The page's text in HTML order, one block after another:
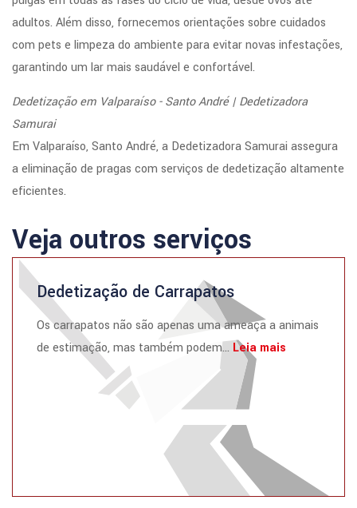
adultos. Além disso, fornecemos orientações sobre cuidados
com pets e limpeza do ambiente para evitar novas infestações,
garantindo um lar mais saudável e confortável.
Dedetização em Valparaíso - Santo André | Dedetizadora
Samurai
Em Valparaíso, Santo André, a Dedetizadora Samurai assegura
a eliminação de pragas com serviços de dedetização altamente
eficientes.
Veja outros serviços
Dedetização de Carrapatos
Os carrapatos não são apenas uma ameaça a animais
de estimação, mas também podem... Leia mais